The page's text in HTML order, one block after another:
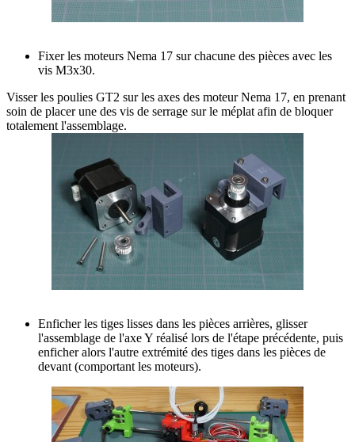
Fixer les moteurs Nema 17 sur chacune des pièces avec les
vis M3x30.
Visser les poulies GT2 sur les axes des moteur Nema 17, en prenant
soin de placer une des vis de serrage sur le méplat afin de bloquer
totalement l'assemblage.
Enficher les tiges lisses dans les pièces arrières, glisser
l'assemblage de l'axe Y réalisé lors de l'étape précédente, puis
enficher alors l'autre extrémité des tiges dans les pièces de
devant (comportant les moteurs).